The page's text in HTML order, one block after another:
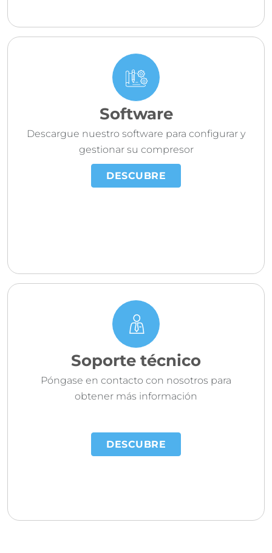
Software
Descargue nuestro software para configurar y
gestionar su compresor
DESCUBRE
Soporte técnico
Póngase en contacto con nosotros para
obtener más información
DESCUBRE